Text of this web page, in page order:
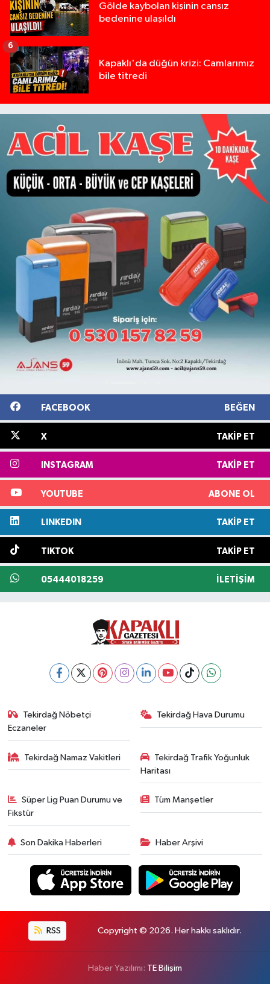
Gölde kaybolan kişinin cansız
bedenine ulaşıldı
Kapaklı'da düğün krizi: Camlarımız
bile titredi
6
FACEBOOK BEĞEN
X TAKIP ET
INSTAGRAM TAKIP ET
YOUTUBE ABONE OL
LINKEDIN TAKIP ET
TIKTOK TAKIP ET
05444018259 İLETIŞIM
Tekirdağ Nöbetçi
Eczaneler
Tekirdağ Hava Durumu
Tekirdağ Namaz Vakitleri
Tekirdağ Trafik Yoğunluk
Haritası
Süper Lig Puan Durumu ve
Fikstür
Tüm Manşetler
Son Dakika Haberleri Haber Arşivi
RSS Copyright © 2026. Her hakkı saklıdır.
Haber Yazılımı: TE Bilişim